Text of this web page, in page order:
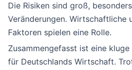
Die Risiken sind groß,
Veränderungen. Wirtschaftliche
Faktoren spielen eine Rolle.
Zusammengefasst ist eine
für Deutschlands Wirtschaft.